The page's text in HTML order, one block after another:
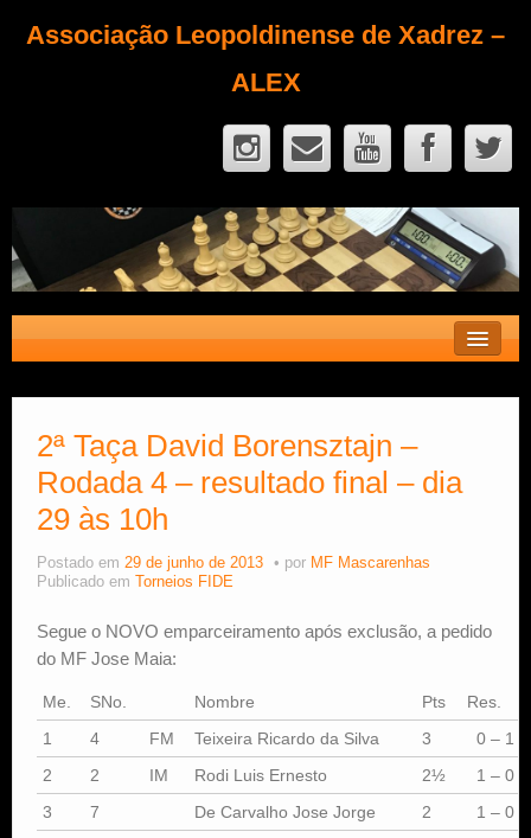
Associação Leopoldinense de Xadrez –
ALEX
Fique Sócio
Quem Somos?
Calendário
Estude Xadrez
2ª Taça David Borensztajn –
Rodada 4 – resultado final – dia
29 às 10h
Postado em 29 de junho de 2013 por MF Mascarenhas
Publicado em
Torneios FIDE
Segue o NOVO emparceiramento após exclusão, a pedido
do MF Jose Maia:
Me. SNo. Nombre Pts
Res.
1
4 FM Teixeira Ricardo da Silva 3
0 – 1
2
2 IM Rodi Luis Ernesto 2½
1 – 0
3
7 De Carvalho Jose Jorge 2
1 – 0